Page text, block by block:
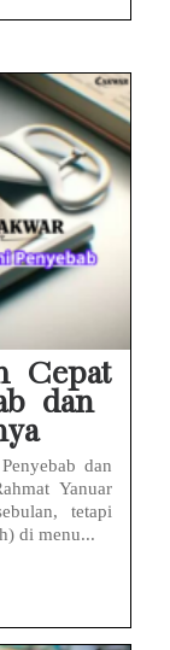
Cepat
dan
dan
Yanuar
tetapi
di menu...